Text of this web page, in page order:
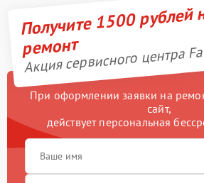
Получите 1500 рублей
ремонт
Акция сервисного центра
При оформлении заявки на
сайт,
действует персональная